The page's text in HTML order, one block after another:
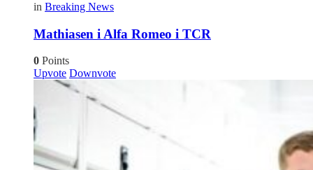
in Breaking News
Mathiasen i Alfa Romeo i TCR
0 Points
Upvote Downvote